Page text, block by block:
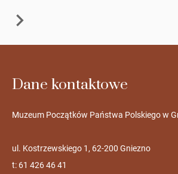
Dane kontaktowe
Muzeum Początków Państwa Polskiego w
ul. Kostrzewskiego 1, 62-200 Gniezno
t: 61 426 46 41